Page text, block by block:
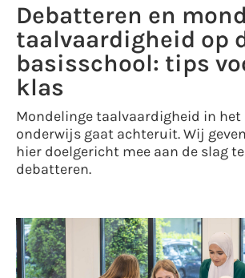
Debatteren en
taalvaardigheid op
basisschool: tips
klas
Mondelinge taalvaardigheid in
onderwijs gaat achteruit. Wij
hier doelgericht mee aan de slag
debatteren.